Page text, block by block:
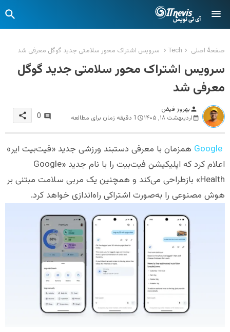
صفحهٔ اصلی Tech سرویس اشتراک محور سلامتی جدید گوگل معرفی شد
سرویس اشتراک محور سلامتی جدید گوگل
معرفی شد
person بهروز فیض
اردیبهشت ۱۸, ۱۴۰۵
1 دقیقه زمان برای مطالعه 0
share
Google همزمان با معرفی دستبند ورزشی جدید «فیت‌بیت ایر»
اعلام کرد که اپلیکیشن فیت‌بیت را با نام جدید «Google
Health» بازطراحی می‌کند و همچنین یک مربی سلامت مبتنی بر
هوش مصنوعی را به‌صورت اشتراکی راه‌اندازی خواهد کرد.